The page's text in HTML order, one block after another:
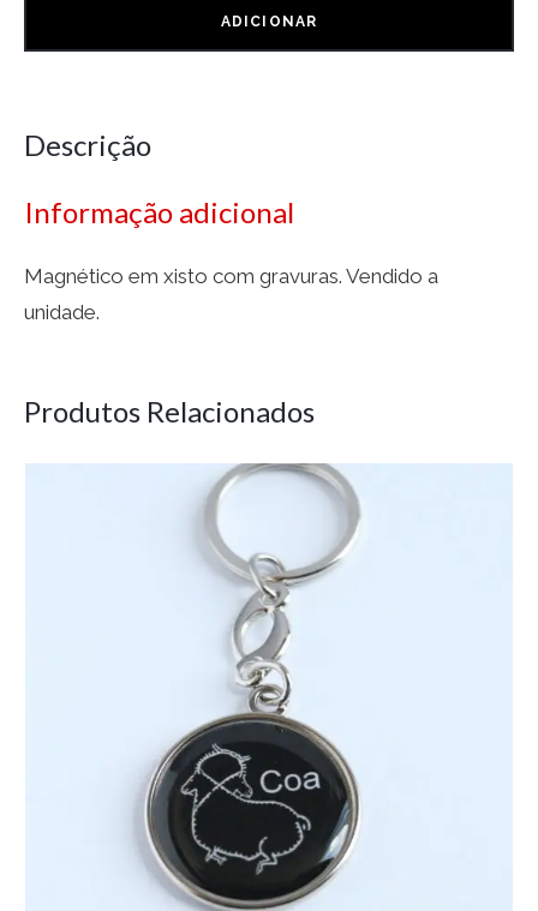
ADICIONAR
Descrição
Informação adicional
Magnético em xisto com gravuras. Vendido a
unidade.
Produtos Relacionados